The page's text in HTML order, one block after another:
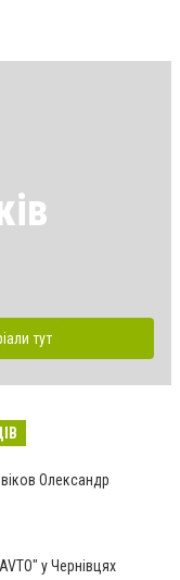
тут
Олександр
у Чернівцях